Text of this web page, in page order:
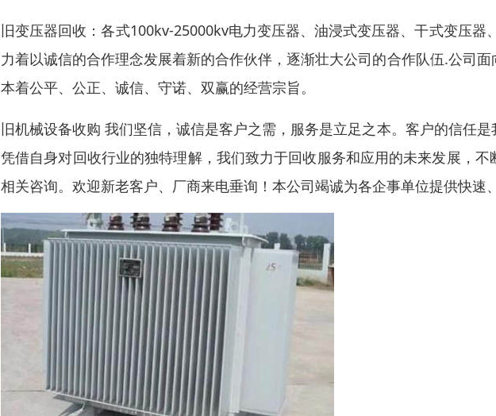
旧变压器回收：各式100kv-25000kv电力变压器、油浸式变压器、干式变压
力着以诚信的合作理念发展着新的合作伙伴，逐渐壮大公司的合作队伍.公司
本着公平、公正、诚信、守诺、双赢的经营宗旨。
旧机械设备收购 我们坚信，诚信是客户之需，服务是立足之本。客户的信任
凭借自身对回收行业的独特理解，我们致力于回收服务和应用的未来发展，
相关咨询。欢迎新老客户、厂商来电垂询！本公司竭诚为各企事单位提供快速